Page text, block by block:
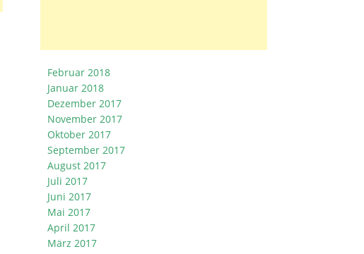
Februar 2018
Januar 2018
Dezember 2017
November 2017
Oktober 2017
September 2017
August 2017
Juli 2017
Juni 2017
Mai 2017
April 2017
März 2017